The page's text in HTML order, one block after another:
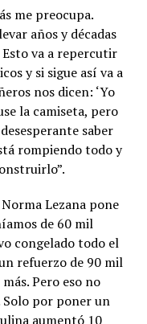
me preocupa.
años y décadas
va a repercutir
y si sigue así va a
nos dicen: ‘Yo
la camiseta, pero
saber
rompiendo todo y
Lezana pone
de 60 mil
congelado todo el
refuerzo de 90 mil
Pero eso no
Solo por poner un
aumentó 10